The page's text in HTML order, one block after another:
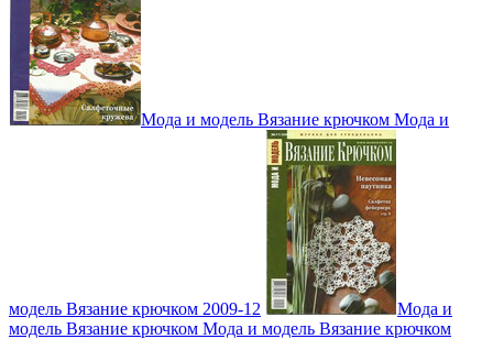
Мода и модель Вязание крючком Мода и
модель Вязание крючком 2009-12
Мода и
модель Вязание крючком Мода и модель Вязание крючком